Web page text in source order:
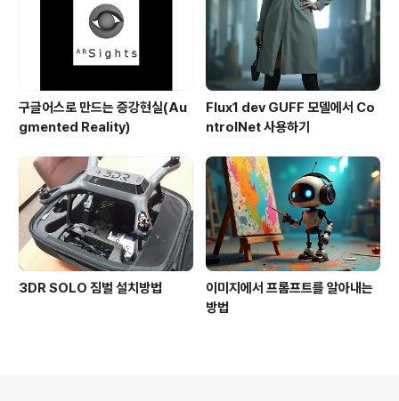
구글어스로 만드는 증강현실(Au
gmented Reality)
Flux1 dev GUFF 모델에서 Co
ntrolNet 사용하기
3DR SOLO 짐벌 설치방법
이미지에서 프롬프트를 알아내는
방법